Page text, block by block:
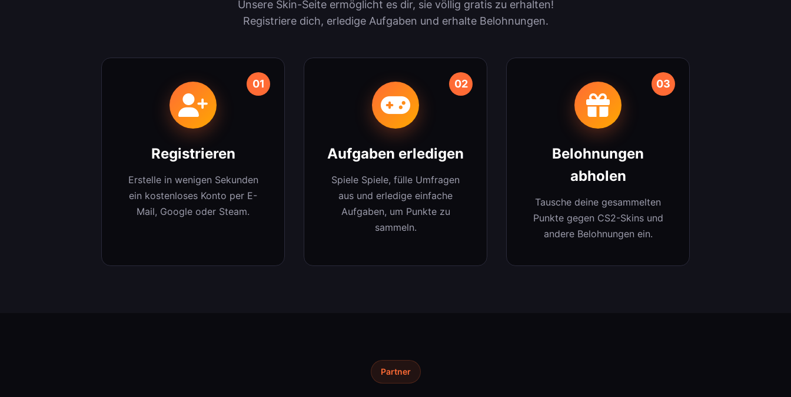
Unsere Skin-Seite ermöglicht es dir, sie völlig gratis zu erhalten!
Registriere dich, erledige Aufgaben und erhalte Belohnungen.
01
Registrieren
Erstelle in wenigen Sekunden
ein kostenloses Konto per E-
Mail, Google oder Steam.
02
Aufgaben erledigen
Spiele Spiele, fülle Umfragen
aus und erledige einfache
Aufgaben, um Punkte zu
sammeln.
03
Belohnungen
abholen
Tausche deine gesammelten
Punkte gegen CS2-Skins und
andere Belohnungen ein.
Partner